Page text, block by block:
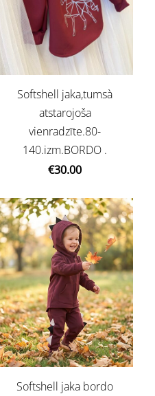
Softshell jaka,tumsà
atstarojoša
vienradzīte.80-
140.izm.BORDO .
€30.00
Softshell jaka bordo